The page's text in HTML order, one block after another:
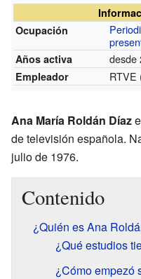
Ocupación
Años activa desde
Empleador RTVE
Ana María Roldán Díaz
de televisión española.
julio de 1976.
Contenido
¿Quién es Ana
¿Qué estudios
¿Cómo empezó